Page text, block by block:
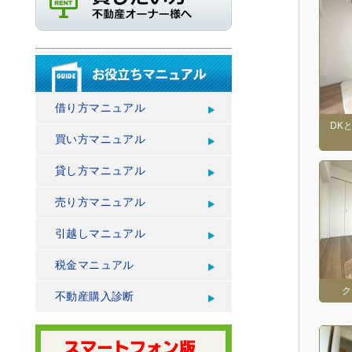
DK
借り方マニュアル
買い方マニュアル
貸し方マニュアル
売り方マニュアル
引越しマニュアル
税金マニュアル
不動産購入診断